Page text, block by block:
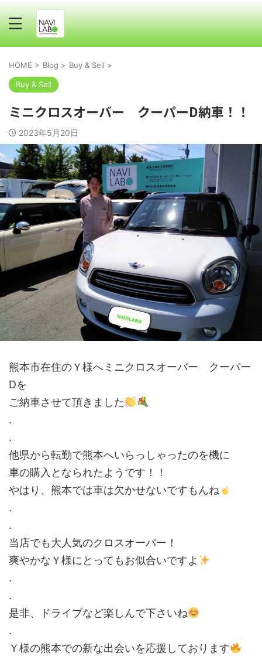
HOME > Blog > Buy & Sell >
Buy & Sell
ミニクロスオーバー クーパーD納車！！
2023年5月20日
熊本市在住のＹ様へミニクロスオーバー クーパー
Dを
ご納車させて頂きました
.
.
他県から転勤で熊本へいらっしゃったのを機に
車の購入となられたようです！！
やはり、熊本では車は欠かせないですもんね
.
.
当店でも大人気のクロスオーバー！
爽やかなＹ様にとってもお似合いですよ
.
.
是非、ドライブなど楽しんで下さいね
.
Ｙ様の熊本での新な出会いを応援しております